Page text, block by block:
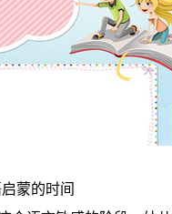
蒙的时间